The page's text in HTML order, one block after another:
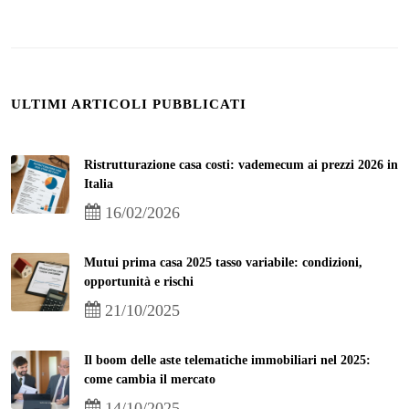
ULTIMI ARTICOLI PUBBLICATI
Ristrutturazione casa costi: vademecum ai prezzi 2026 in
Italia
16/02/2026
Mutui prima casa 2025 tasso variabile: condizioni,
opportunità e rischi
21/10/2025
Il boom delle aste telematiche immobiliari nel 2025:
come cambia il mercato